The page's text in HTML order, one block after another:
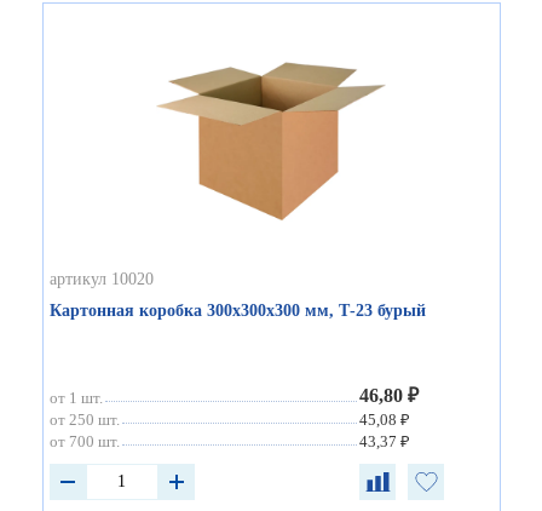
артикул 10020
Картонная коробка 300х300х300 мм, Т-23 бурый
от 1 шт. 46,80 ₽
от 250 шт.
45,08 ₽
от 700 шт.
43,37 ₽